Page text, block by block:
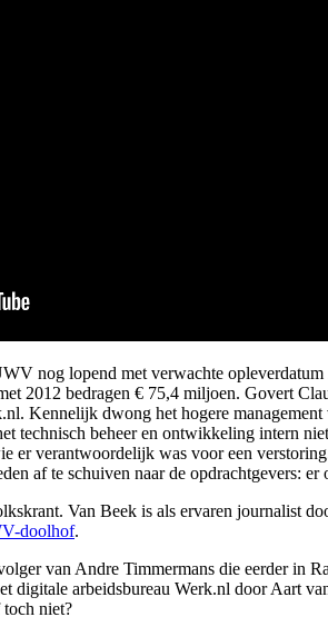
nog lopend met verwachte
2012 bedragen € 75,4 miljoen. Govert
Kennelijk dwong het hogere
beheer en ontwikkeling intern
er verantwoordelijk was voor een
af te schuiven naar de opdrachtgevers:
Van Beek is als ervaren journalist
doolhof.
van Andre Timmermans die eerder in
digitale arbeidsbureau Werk.nl door Aart
niet?